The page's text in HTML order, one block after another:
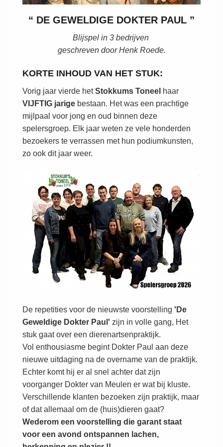
“ DE GEWELDIGE DOKTER PAUL ”
Blijspel in 3 bedrijven
geschreven door Henk Roede.
KORTE INHOUD VAN HET STUK:
Vorig jaar vierde hetStokkums Toneel haar
VIJFTIG jarige bestaan. Het was een prachtige
mijlpaal voor jong en oud binnen deze
spelersgroep. Elk jaar weten ze vele honderden
bezoekers te verrassen met hun podiumkunsten,
zo ook dit jaar weer.
De repetities voor de nieuwste voorstelling 'De
Geweldige Dokter Paul' zijn in volle gang, Het
stuk gaat over een dierenartsenpraktijk.
Vol enthousiasme begint Dokter Paul aan deze
nieuwe uitdaging na de overname van de praktijk.
Echter komt hij er al snel achter dat zijn
voorganger Dokter van Meulen er wat bij kluste.
Verschillende klanten bezoeken zijn praktijk, maar
of dat allemaal om de (huis)dieren gaat?
Wederom een voorstelling die garant staat
voor een avond ontspannen lachen,